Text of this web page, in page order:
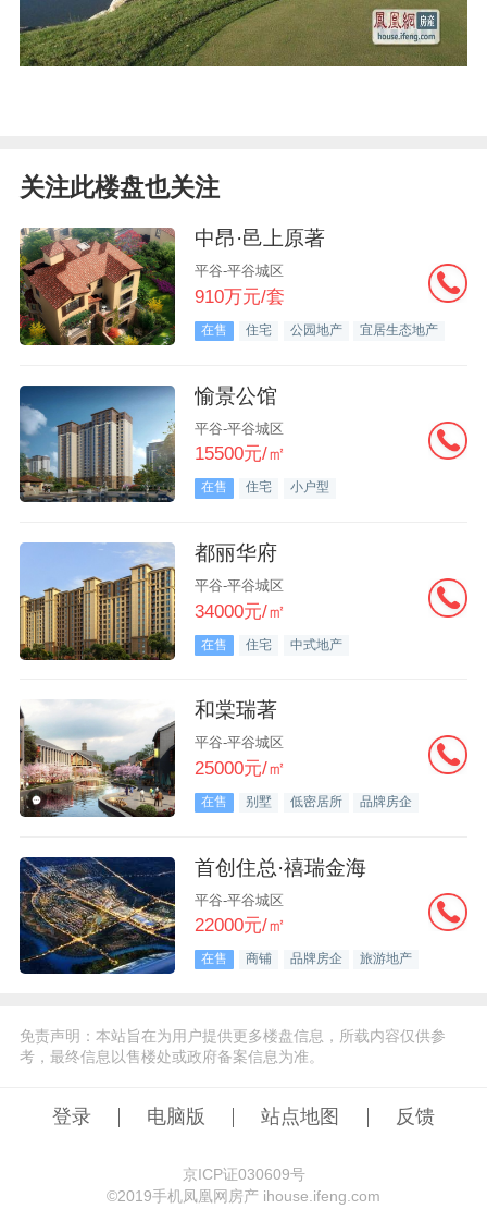
关注此楼盘也关注
中昂·邑上原著
平谷-平谷城区
910万元/套
在售 住宅 公园地产 宜居生态地产
愉景公馆
平谷-平谷城区
15500元/㎡
在售 住宅 小户型
都丽华府
平谷-平谷城区
34000元/㎡
在售 住宅 中式地产
和棠瑞著
平谷-平谷城区
25000元/㎡
在售 别墅 低密居所 品牌房企
首创住总·禧瑞金海
平谷-平谷城区
22000元/㎡
在售 商铺 品牌房企 旅游地产
免责声明：本站旨在为用户提供更多楼盘信息，所载内容仅供参
考，最终信息以售楼处或政府备案信息为准。
登录 电脑版 站点地图 反馈
京ICP证030609号
©️2019手机凤凰网房产 ihouse.ifeng.com